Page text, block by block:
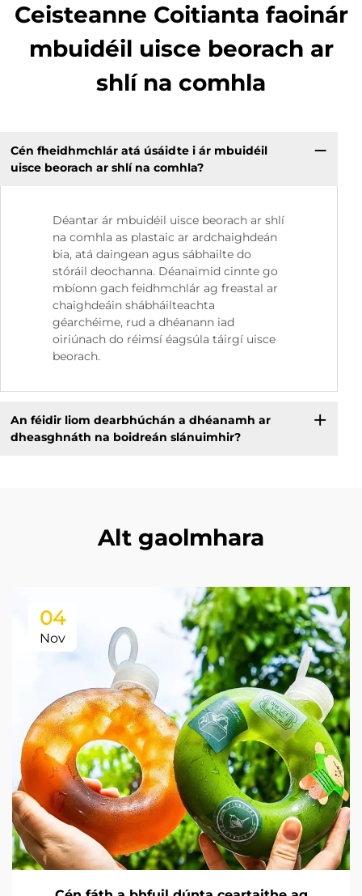
Ceisteanne Coitianta faoinár
mbuidéil uisce beorach ar
shlí na comhla
Cén fheidhmchlár atá úsáidte i ár mbuidéil
uisce beorach ar shlí na comhla?
Déantar ár mbuidéil uisce beorach ar shlí
na comhla as plastaic ar ardchaighdeán
bia, atá daingean agus sábhailte do
stóráil deochanna. Déanaimid cinnte go
mbíonn gach feidhmchlár ag freastal ar
chaighdeáin shábháilteachta
géarchéime, rud a dhéanann iad
oiriúnach do réimsí éagsúla táirgí uisce
beorach.
An féidir liom dearbhúchán a dhéanamh ar
dheasghnáth na boidreán slánuimhir?
Alt gaolmhara
04
Nov